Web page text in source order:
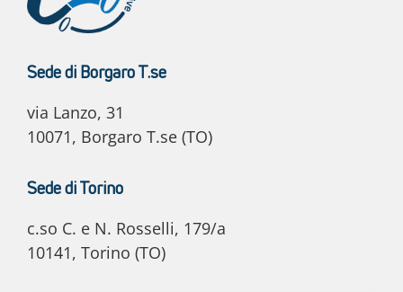
Sede di Borgaro T.se
via Lanzo, 31
10071, Borgaro T.se (TO)
Sede di Torino
c.so C. e N. Rosselli, 179/a
10141, Torino (TO)